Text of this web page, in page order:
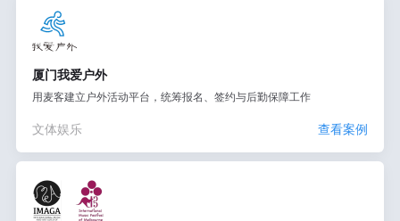
厦门我爱户外
用麦客建立户外活动平台，统筹报名、签约与后勤保障工作
文体娱乐 查看案例